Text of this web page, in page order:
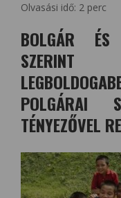
Olvasási idő: 2 perc
BOLGÁR ÉS
POLGÁRAI
TÉNYEZŐVEL